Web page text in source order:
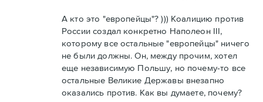
А кто это "европейцы"? ))) Коалицию против
России создал конкретно Наполеон III,
которому все остальные "европейцы" ничего
не были должны. Он, между прочим, хотел
еще независимую Польшу, но почему-то все
остальные Великие Державы внезапно
оказались против. Как вы думаете, почему?